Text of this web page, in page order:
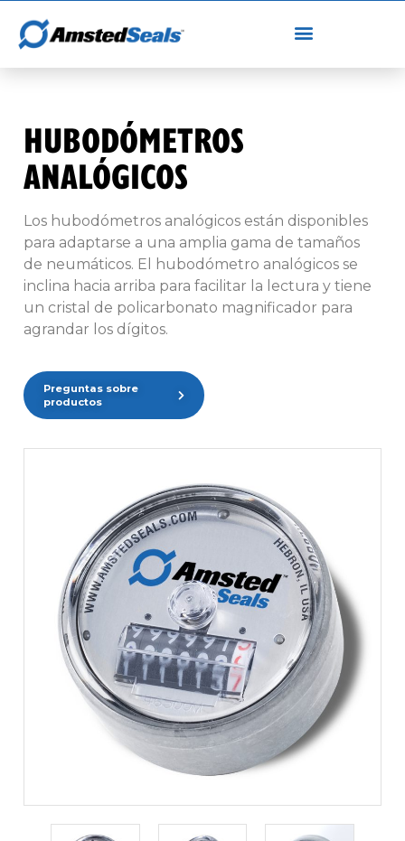
HUBODÓMETROS
ANALÓGICOS
Los hubodómetros analógicos están disponibles
para adaptarse a una amplia gama de tamaños
de neumáticos. El hubodómetro analógicos se
inclina hacia arriba para facilitar la lectura y tiene
un cristal de policarbonato magnificador para
agrandar los dígitos.
Preguntas sobre
productos